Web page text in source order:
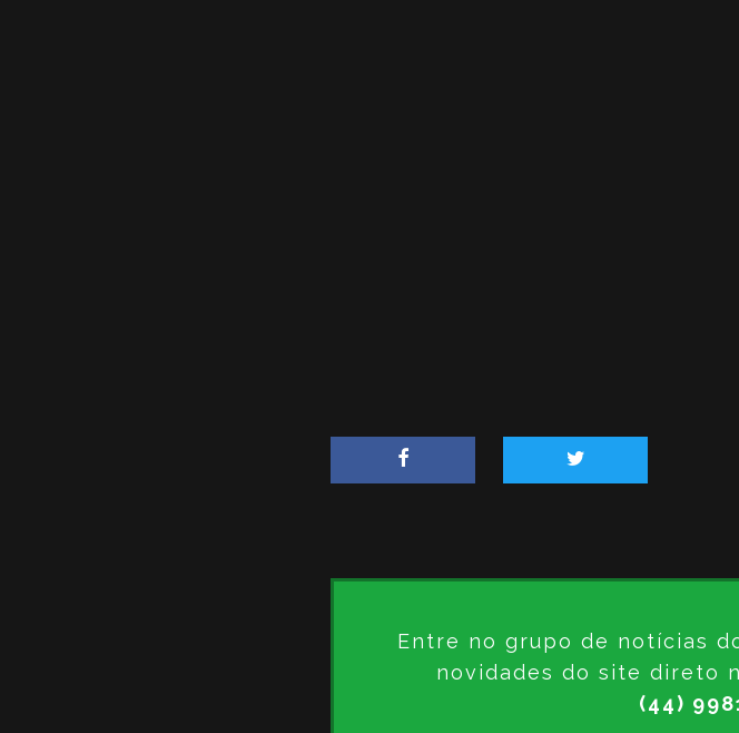
Entre no grupo de notícias
novidades do site direto
(44)